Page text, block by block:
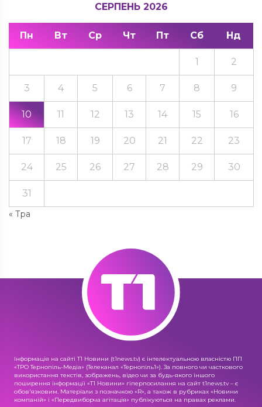
СЕРПЕНЬ 2026
Пн Вт Ср Чт Пт Сб Нд
« Тра
1 2
3 4 5 6 7 8 9
10 11 12 13 14 15 16
17 18 19 20 21 22 23
24 25 26 27 28 29 30
31
Інформація на сайті Т1 Новини (t1news.tv) є інтелектуальною власністю ПП
«ТРО Тернопіль-Медіа» (Телеканал «Тернопіль1»). За повного чи часткового
використання текстів, зображень, відео чи за будь-якого іншого
поширення інформації «Т1 Новини» гіперпосилання на сайт t1news.tv – є
обов'язковим. Матеріали з позначкою «R», а також в рубриках «Новини
компаній» і «Передвиборча агітація» публікуються на правах реклами.